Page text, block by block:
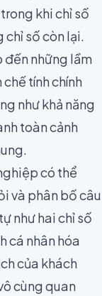
khi chỉ số
chỉ số còn lại.
những lầm
tính chính
như khả năng
toàn cảnh
có thể
và phân bố câu
như hai chỉ số
cá nhân hóa
của khách
cùng quan